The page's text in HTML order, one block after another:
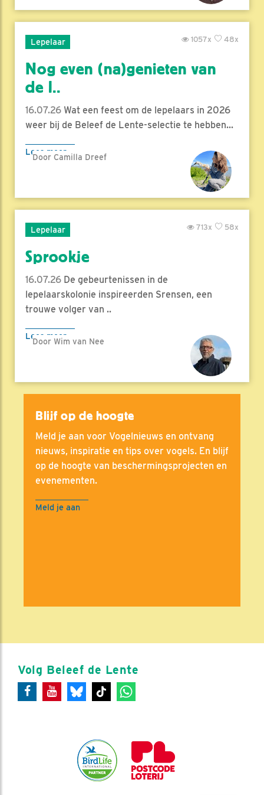
Lepelaar 48x
1057x
Nog even (na)genieten van
de l..
16.07.26 Wat een feest om de lepelaars in 2026
weer bij de Beleef de Lente-selectie te hebben...
Lees meer
Door Camilla Dreef
Lepelaar 58x
713x
Sprookje
16.07.26 De gebeurtenissen in de
lepelaarskolonie inspireerden Srensen, een
trouwe volger van ..
Lees meer
Door Wim van Nee
Blijf op de hoogte
Meld je aan voor Vogelnieuws en ontvang
nieuws, inspiratie en tips over vogels. En blijf
op de hoogte van beschermingsprojecten en
evenementen.
Meld je aan
Volg Beleef de Lente